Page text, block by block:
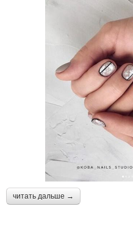
читать дальше →